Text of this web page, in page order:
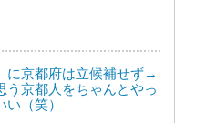
に京都府は立候補せず→
う京都人をちゃんとやっ
（笑）